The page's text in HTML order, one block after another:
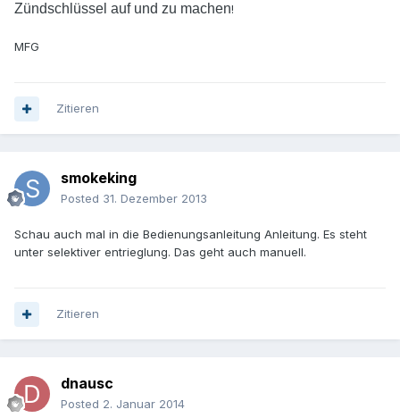
Zündschlüssel auf und zu machen!
MFG
Zitieren
smokeking
Posted 31. Dezember 2013
Schau auch mal in die Bedienungsanleitung Anleitung. Es steht
unter selektiver entrieglung. Das geht auch manuell.
Zitieren
dnausc
Posted 2. Januar 2014